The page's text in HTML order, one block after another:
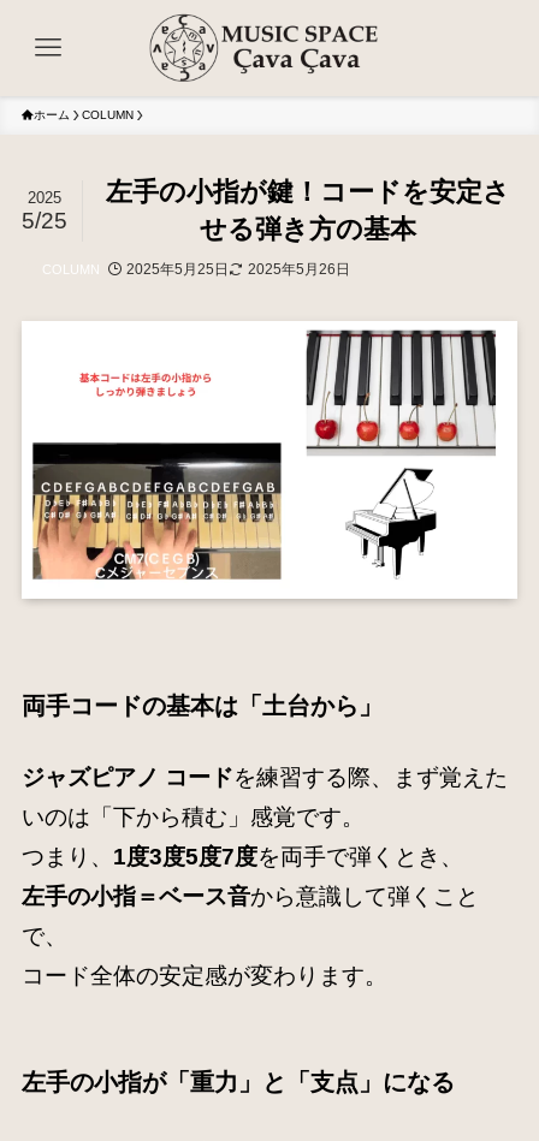
ホーム COLUMN
左手の小指が鍵！コードを安定さ
せる弾き方の基本
2025
5/25
COLUMN 2025年5月25日 2025年5月26日
両手コードの基本は「土台から」
ジャズピアノ コードを練習する際、まず覚えた
いのは「下から積む」感覚です。
つまり、 1度3度5度7度を両手で弾くとき、
左手の小指＝ベース音から意識して弾くこと
で、
コード全体の安定感が変わります。
左手の小指が「重力」と「支点」になる